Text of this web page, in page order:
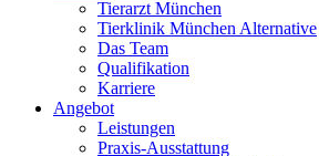
Tierarzt München
Tierklinik München Alternative
Das Team
Qualifikation
Karriere
Angebot
Leistungen
Praxis-Ausstattung